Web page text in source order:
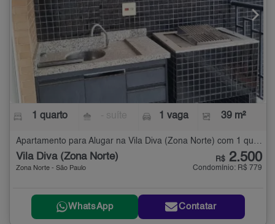
1 quarto 1 vaga 39 m²
Apartamento para Alugar na Vila Diva (Zona Norte) com 1 quarto - 39 m²
Vila Diva (Zona Norte)
Zona Norte - São Paulo
R$ 2.500
Condomínio: R$ 779
WhatsApp Contatar